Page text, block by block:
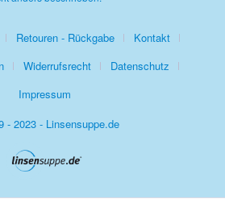
Retouren - Rückgabe
Kontakt
Widerrufsrecht
Datenschutz
Impressum
- 2023 - Linsensuppe.de